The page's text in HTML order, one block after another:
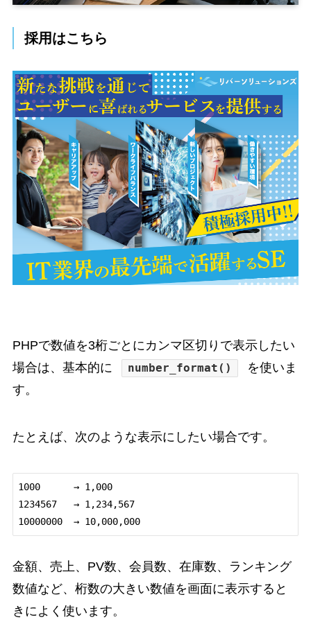
採用はこちら
PHPで数値を3桁ごとにカンマ区切りで表示したい
場合は、基本的に
number_format()
を使いま
す。
たとえば、次のような表示にしたい場合です。
1000      → 1,000
1234567   → 1,234,567
10000000  → 10,000,000
金額、売上、PV数、会員数、在庫数、ランキング
数値など、桁数の大きい数値を画面に表示すると
きによく使います。